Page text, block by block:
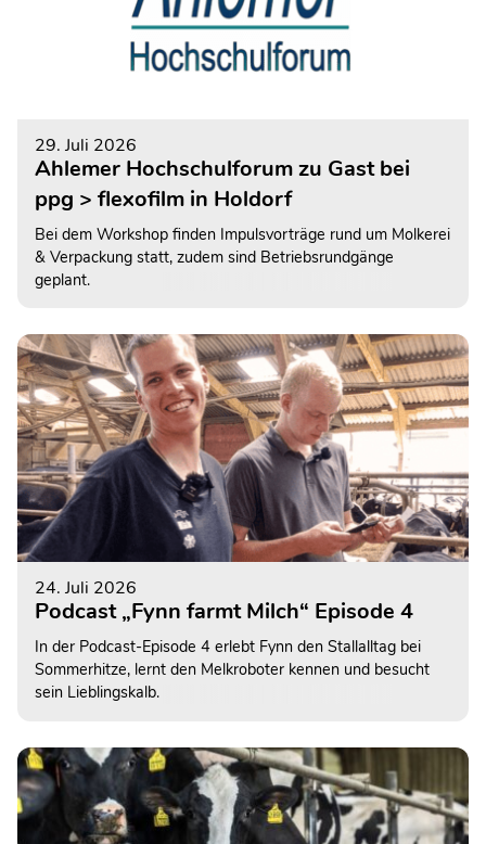
29. Juli 2026
Ahlemer Hochschulforum zu Gast bei
ppg > flexofilm in Holdorf
Bei dem Workshop finden Impulsvorträge rund um Molkerei
& Verpackung statt, zudem sind Betriebsrundgänge
geplant.
24. Juli 2026
Podcast „Fynn farmt Milch“ Episode 4
In der Podcast-Episode 4 erlebt Fynn den Stallalltag bei
Sommerhitze, lernt den Melkroboter kennen und besucht
sein Lieblingskalb.